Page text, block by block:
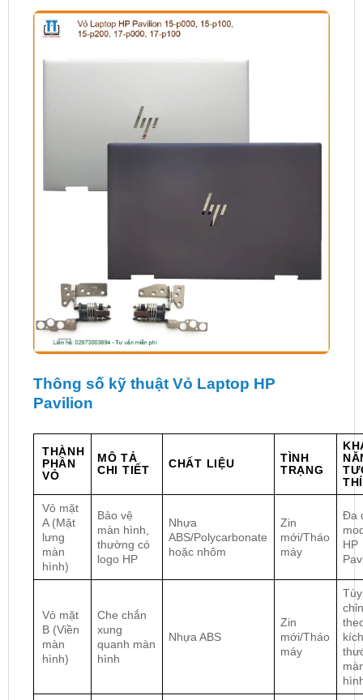
Thông số kỹ thuật Vỏ Laptop HP
Pavilion
THÀNH
PHẦN
VỎ
MÔ TẢ
CHI TIẾT
CHẤT LIỆU
TÌNH
TRẠNG
Vỏ mặt
A (Mặt
lưng
màn
hình)
Bảo vệ
màn hình,
thường có
logo HP
Nhựa
ABS/Polycarbonate
hoặc nhôm
Zin
mới/Tháo
máy
Đa
HP
Vỏ mặt
B (Viền
màn
hình)
Che chắn
xung
quanh màn
hình
Nhựa ABS
Zin
mới/Tháo
máy
Tùy
kích